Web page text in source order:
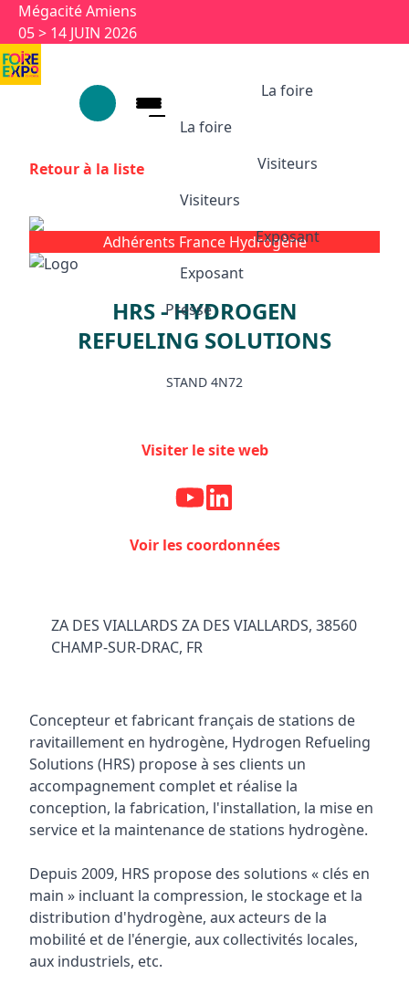
Aller au contenu principal
Mégacité Amiens
05 > 14 JUIN 2026
La foire
La foire
Ses univers
Partenaires et labels
Visiteurs
Visiteurs
Visiteurs
Animations et temps forts
Infos pratiques
Exposition 100 ans
Exposant
Exposant
Exposant
Devenir exposant
Presse
Appuyez sur Entrée pour ouvrir le
Retour à la liste
Adhérents France Hydrogène
HRS - HYDROGEN
REFUELING SOLUTIONS
STAND 4N72
Visiter le site web
Voir les coordonnées
ZA DES VIALLARDS ZA DES VIALLARDS, 38560
CHAMP-SUR-DRAC, FR
Concepteur et fabricant français de stations de
ravitaillement en hydrogène, Hydrogen Refueling
Solutions (HRS) propose à ses clients un
accompagnement complet et réalise la
conception, la fabrication, l'installation, la mise en
service et la maintenance de stations hydrogène.
Depuis 2009, HRS propose des solutions « clés en
main » incluant la compression, le stockage et la
distribution d'hydrogène, aux acteurs de la
mobilité et de l'énergie, aux collectivités locales,
aux industriels, etc.
Panneau de gestion des cookies